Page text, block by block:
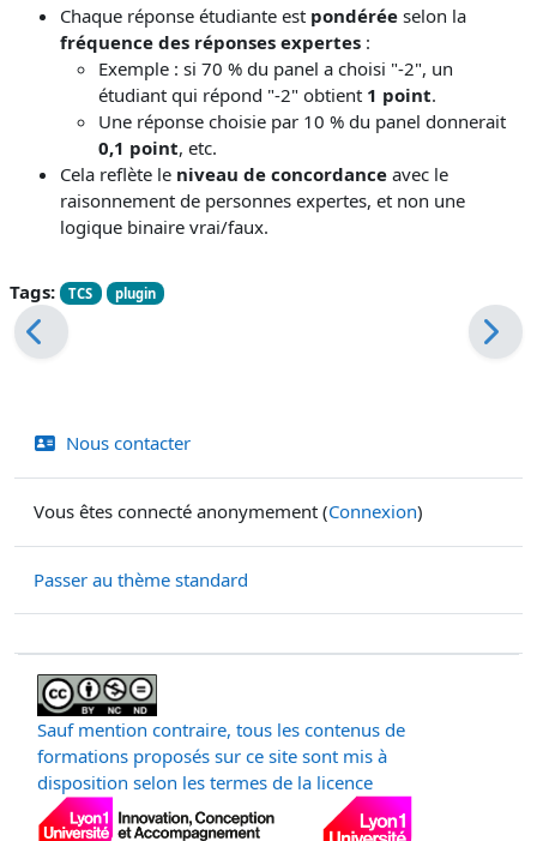
Chaque réponse étudiante est pondérée selon la
fréquence des réponses expertes :
Exemple : si 70 % du panel a choisi "-2", un
étudiant qui répond "-2" obtient 1 point.
Une réponse choisie par 10 % du panel donnerait
0,1 point, etc.
Cela reflète le niveau de concordance avec le
raisonnement de personnes expertes, et non une
logique binaire vrai/faux.
Tags: TCS plugin
Nous contacter
Vous êtes connecté anonymement (Connexion)
Passer au thème standard
Sauf mention contraire, tous les contenus de
formations proposés sur ce site sont mis à
disposition selon les termes de la licence